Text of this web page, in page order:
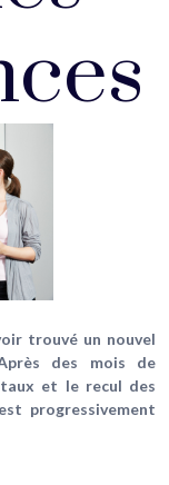
trouvé un nouvel
des mois de
et le recul des
progressivement